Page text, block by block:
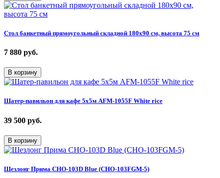
Стол банкетный прямоугольный складной 180х90 см, высота 75 см
7 880 руб.
В корзину
Шатер-павильон для кафе 5х5м AFM-1055F White rice
39 500 руб.
В корзину
Шезлонг Прима CHO-103D Blue (CHO-103FGM-5)